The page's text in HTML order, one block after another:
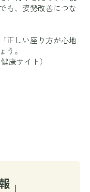
も、姿勢改善につな
正しい座り方が心地
う。
康サイト）